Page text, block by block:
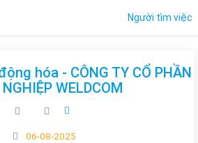
Người tìm việc
hóa - CÔNG TY CỔ PHẦN
WELDCOM
06-08-2025